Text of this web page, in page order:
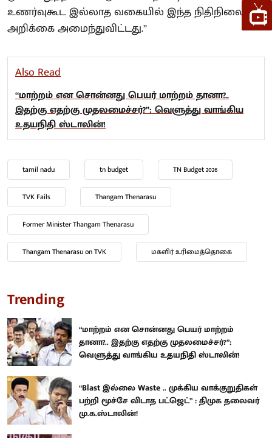
உணர்வுகூட இல்லாத வகையில் இந்த நிதிநிலை
அறிக்கை அமைந்துவிட்டது.”
Also Read
“மாற்றம் என சொன்னது பெயர் மாற்றம் தானா?..
இதற்கு எதற்கு முதலமைச்சர்?”: வெளுத்து வாங்கிய
உதயநிதி ஸ்டாலின்!
tamil nadu tn budget TN Budget 2026
TVK Fails Thangam Thenarasu
Former Minister Thangam Thenarasu
Thangam Thenarasu on TVK மகளிர் உரிமைத்தொகை
Trending
“மாற்றம் என சொன்னது பெயர் மாற்றம்
தானா?.. இதற்கு எதற்கு முதலமைச்சர்?”:
வெளுத்து வாங்கிய உதயநிதி ஸ்டாலின்!
“Blast இல்லை Waste .. முக்கிய வாக்குறுதிகள்
பற்றி மூச்சே விடாத பட்ஜெட்” : திமுக தலைவர்
மு.க.ஸ்டாலின்!